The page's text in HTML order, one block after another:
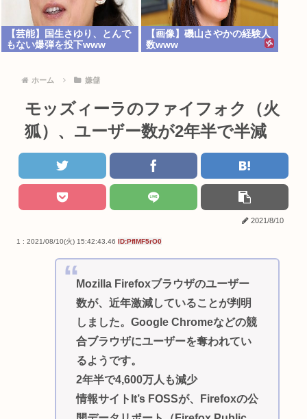
【芸能】国生さゆり、とんで
もない爆弾を投下www
【画像】磯山さやかの経験人
数www
ホーム 嫌儲
モッズィーラのファイフォク（火
狐）、ユーザー数が2年半で半減
2021/8/10
1 : 2021/08/10(火) 15:42:43.46 ID:PfIMF5rO0
Mozilla Firefoxブラウザのユーザー
数が、近年激減していることが判明
しました。Google Chromeなどの競
合ブラウザにユーザーを奪われてい
るようです。
2年半で4,600万人も減少
情報サイトIt’s FOSSが、Firefoxの公